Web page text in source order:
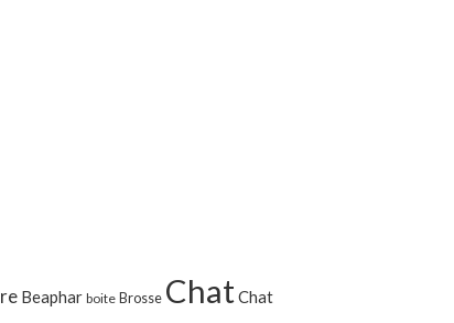
Beaphar boite Brosse ChatChat